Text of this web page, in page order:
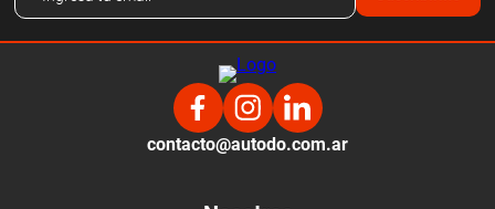
contacto@autodo.com.ar